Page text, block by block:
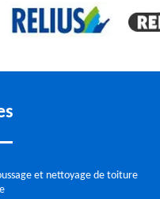
et nettoyage de toiture